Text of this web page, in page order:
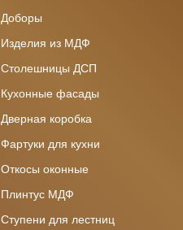
Доборы
Изделия из МДФ
Столешницы ДСП
Кухонные фасады
Дверная коробка
Фартуки для кухни
Откосы оконные
Плинтус МДФ
Ступени для лестниц